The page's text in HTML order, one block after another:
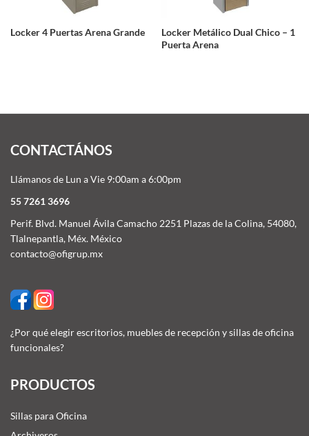
Locker 4 Puertas Arena Grande
Locker Metálico Dual Chico – 1
Puerta Arena
CONTACTÁNOS
Llámanos de Lun a Vie 9:00am a 6:00pm
55 7261 3696
Perif. Blvd. Manuel Ávila Camacho 2251 Plazas de la Colina, 54080,
Tlalnepantla, Méx. México
contacto@ofigrup.mx
¿Por qué elegir escritorios, muebles de recepción y sillas de oficina
funcionales?
PRODUCTOS
Sillas para Oficina